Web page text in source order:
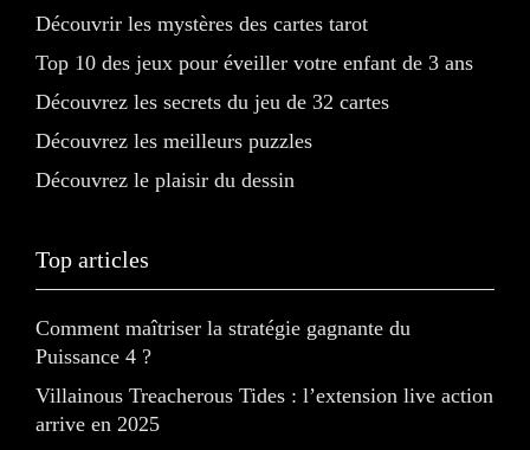
Découvrir les mystères des cartes tarot
Top 10 des jeux pour éveiller votre enfant de 3 ans
Découvrez les secrets du jeu de 32 cartes
Découvrez les meilleurs puzzles
Découvrez le plaisir du dessin
Top articles
Comment maîtriser la stratégie gagnante du
Puissance 4 ?
Villainous Treacherous Tides : l’extension live action
arrive en 2025